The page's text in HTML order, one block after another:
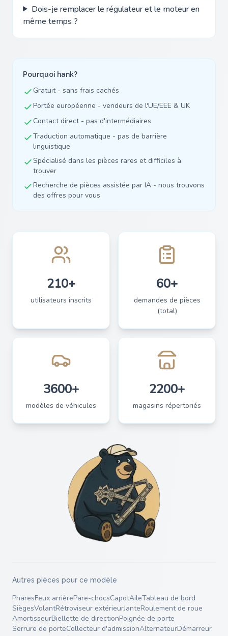
Dois-je remplacer le régulateur et le moteur en
même temps ?
Pourquoi hank?
Gratuit - sans frais cachés
Portée européenne - vendeurs de l'UE/EEE & UK
Contact direct - pas d'intermédiaires
Traduction automatique - pas de barrière
linguistique
Spécialisé dans les pièces rares et difficiles à
trouver
Recherche de pièces assistée par IA - nous trouvons
des offres pour vous
210+
utilisateurs inscrits
60+
demandes de pièces
(total)
3600+
modèles de véhicules
2200+
magasins répertoriés
Autres pièces pour ce modèle
PharesFeux arrièrePare-chocsCapotAileTableau de bord
SiègesVolantRétroviseur extérieurJanteRoulement de roue
AmortisseurBiellette de directionPoignée de porte
Serrure de porteCollecteur d'admissionAlternateurDémarreur